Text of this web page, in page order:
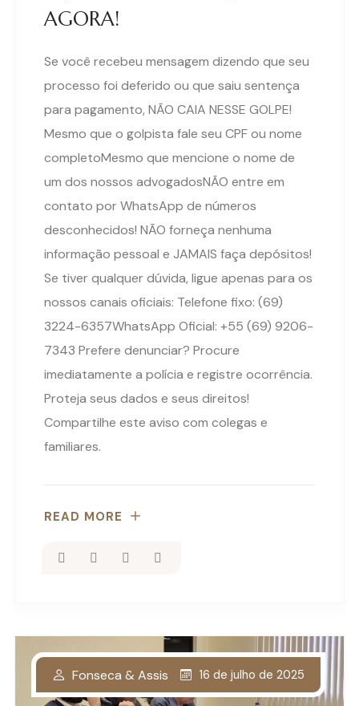
AGORA!
Se você recebeu mensagem dizendo que seu
processo foi deferido ou que saiu sentença
para pagamento, NÃO CAIA NESSE GOLPE!
Mesmo que o golpista fale seu CPF ou nome
completoMesmo que mencione o nome de
um dos nossos advogadosNÃO entre em
contato por WhatsApp de números
desconhecidos! NÃO forneça nenhuma
informação pessoal e JAMAIS faça depósitos!
Se tiver qualquer dúvida, ligue apenas para os
nossos canais oficiais: Telefone fixo: (69)
3224-6357WhatsApp Oficial: +55 (69) 9206-
7343 Prefere denunciar? Procure
imediatamente a polícia e registre ocorrência.
Proteja seus dados e seus direitos!
Compartilhe este aviso com colegas e
familiares.
READ MORE
Fonseca & Assis 16 de julho de 2025